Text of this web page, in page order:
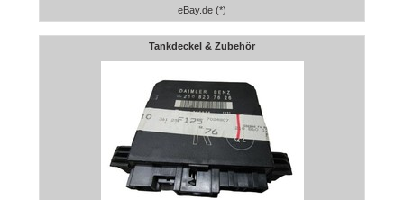
eBay.de (*)
Tankdeckel & Zubehör